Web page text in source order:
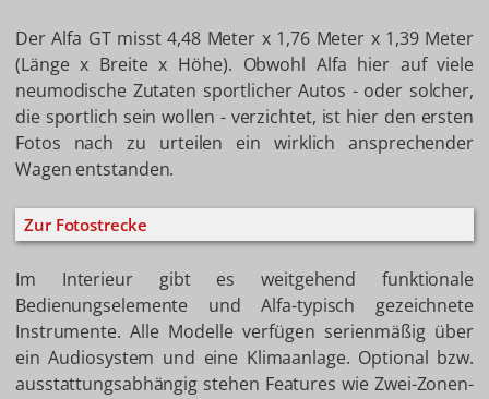
Der Alfa GT misst 4,48 Meter x 1,76 Meter x 1,39 Meter
(Länge x Breite x Höhe). Obwohl Alfa hier auf viele
neumodische Zutaten sportlicher Autos - oder solcher,
die sportlich sein wollen - verzichtet, ist hier den ersten
Fotos nach zu urteilen ein wirklich ansprechender
Wagen entstanden.
Zur Fotostrecke
Im Interieur gibt es weitgehend funktionale
Bedienungselemente und Alfa-typisch gezeichnete
Instrumente. Alle Modelle verfügen serienmäßig über
ein Audiosystem und eine Klimaanlage. Optional bzw.
ausstattungsabhängig stehen Features wie Zwei-Zonen-